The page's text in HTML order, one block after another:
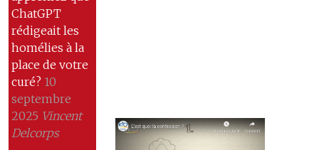
ChatGPT
rédigeait les
homélies à la
place de votre
curé? 10
septembre
2025 Vincent
Delcorps